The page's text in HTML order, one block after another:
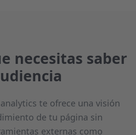
necesitas saber
te ofrece una visión
de tu página sin
externas como